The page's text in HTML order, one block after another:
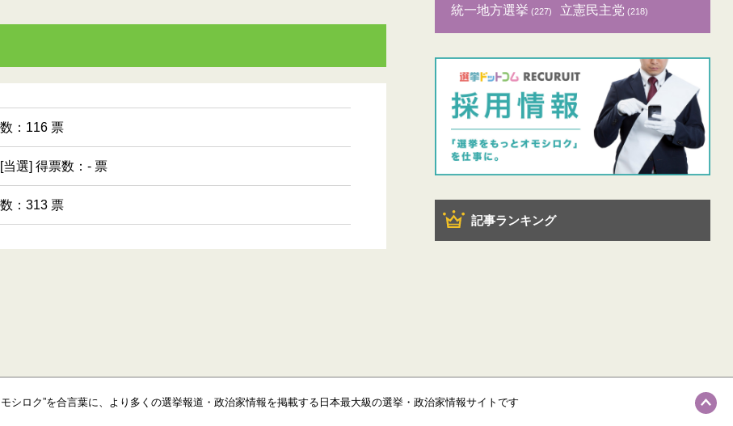
：116 票
[当選] 得票数：- 票
：313 票
統一地方選挙 (227) 立憲民主党 (218)
記事ランキング
シロク”を合言葉に、より多くの選挙報道・政治家情報を掲載する日本最大級の選挙・政治家情報サイトです